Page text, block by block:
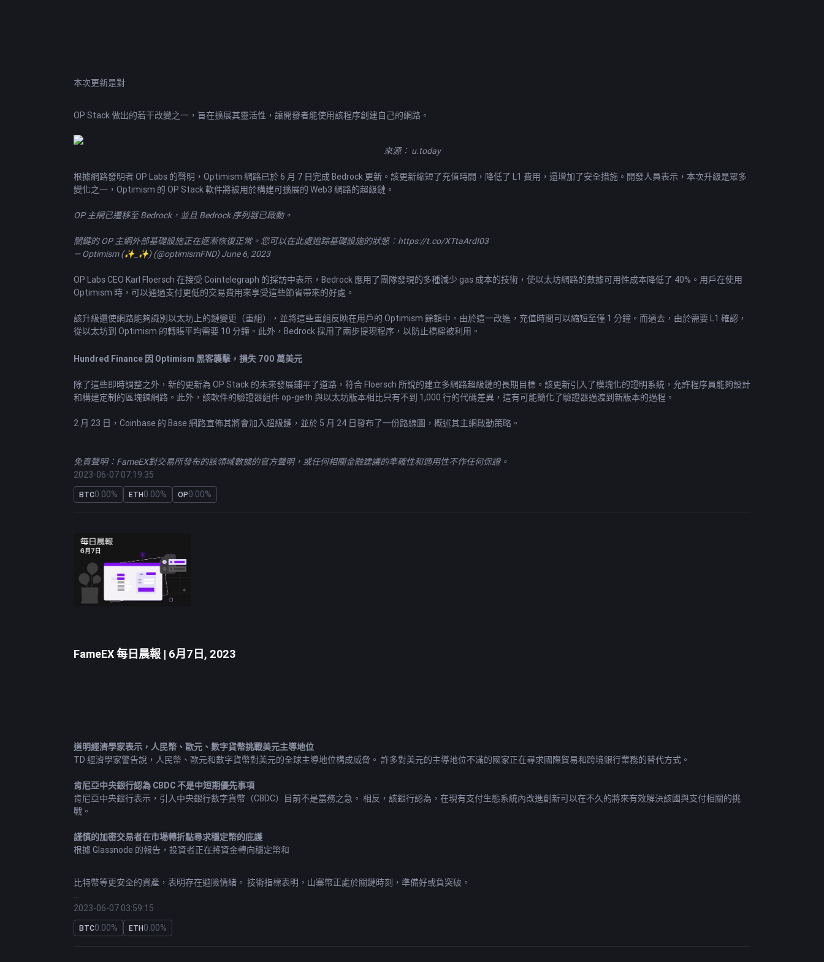
本次更新是對
OP Stack 做出的若干改變之一，旨在擴展其靈活性，讓開發者能使用該程序創建自己的網路。
來源： u.today
根據網路發明者 OP Labs 的聲明，Optimism 網路已於 6 月 7 日完成 Bedrock 更新。該更新縮短了充值時間，降低了 L1 費用，還增加了安全措施。開發人員表示，本次升級是眾多
變化之一，Optimism 的 OP Stack 軟件將被用於構建可擴展的 Web3 網路的超級鏈。
OP 主網已遷移至 Bedrock，並且 Bedrock 序列器已啟動。
關鍵的 OP 主網外部基礎設施正在逐漸恢復正常。您可以在此處追踪基礎設施的狀態： https://t.co/XTtaArdI03
— Optimism (✨_✨) (@optimismFND)June 6, 2023
OP Labs CEO Karl Floersch 在接受 Cointelegraph 的採訪中表示，Bedrock 應用了團隊發現的多種減少 gas 成本的技術，使以太坊網路的數據可用性成本降低了 40%。用戶在使用
Optimism 時，可以通過支付更低的交易費用來享受這些節省帶來的好處。
該升級還使網路能夠識別以太坊上的鏈變更（重組），並將這些重組反映在用戶的 Optimism 餘額中。由於這一改進，充值時間可以縮短至僅 1 分鐘。而過去，由於需要 L1 確認，
從以太坊到 Optimism 的轉賬平均需要 10 分鐘。此外，Bedrock 採用了兩步提現程序，以防止橋樑被利用。
Hundred Finance 因 Optimism 黑客襲擊，損失 700 萬美元
除了這些即時調整之外，新的更新為 OP Stack 的未來發展鋪平了道路，符合 Floersch 所說的建立多網路超級鏈的長期目標。該更新引入了模塊化的證明系統，允許程序員能夠設計
和構建定制的區塊鍊網路。此外，該軟件的驗證器組件 op-geth 與以太坊版本相比只有不到 1,000 行的代碼差異，這有可能簡化了驗證器過渡到新版本的過程。
2 月 23 日，Coinbase 的 Base 網路宣佈其將會加入超級鏈，並於 5 月 24 日發布了一份路線圖，概述其主網啟動策略。
免責聲明：FameEX對交易所發布的該領域數據的官方聲明，或任何相關金融建議的準確性和適用性不作任何保證。
2023-06-07 07:19:35
BTC0.00% ETH0.00% OP0.00%
FameEX 每日晨報 | 6月7日, 2023
道明經濟學家表示，人民幣、歐元、數字貨幣挑戰美元主導地位
TD 經濟學家警告說，人民幣、歐元和數字貨幣對美元的全球主導地位構成威脅。 許多對美元的主導地位不滿的國家正在尋求國際貿易和跨境銀行業務的替代方式。
肯尼亞中央銀行認為 CBDC 不是中短期優先事項
肯尼亞中央銀行表示，引入中央銀行數字貨幣（CBDC）目前不是當務之急。 相反，該銀行認為，在現有支付生態系統內改進創新可以在不久的將來有效解決該國與支付相關的挑
戰。
謹慎的加密交易者在市場轉折點尋求穩定幣的庇護
根據 Glassnode 的報告，投資者正在將資金轉向穩定幣和
比特幣等更安全的資產，表明存在避險情緒。 技術指標表明，山寨幣正處於關鍵時刻，準備好或負突破。
紅杉資本將分拆中國業務一分為三
大型風險投資公司紅杉資本計劃將自己分為三個分支：美國/歐洲、印度/東南亞和中國。 該決定旨在分散後台運營並解決全球金融複雜性和品牌混亂問題。 紅杉資本秉承“本地優
先”的理念，旨在更好地服務特定地區並提高運營效率。
2023-06-07 03:59:15
BTC0.00% ETH0.00%